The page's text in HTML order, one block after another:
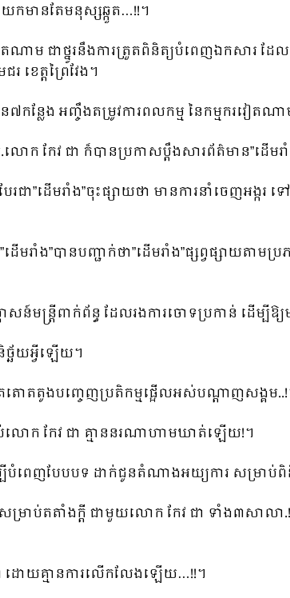
មានតែមនុស្សឆ្កួត…!!។
ជាថ្នូរនឹងការត្រួតពិនិត្យបំពេញឯកសារ ដែល
រ ខេត្តព្រៃវែង។
លែង អញ្ចឹងតម្រូវការពលកម្ម នៃកម្មករវៀតណា
ែវ ជា ក៏បានប្រកាសប្ដឹងសារព័ត៌មាន”ដើមរាំ
ជា”ដើមរាំង”ចុះផ្សាយថា មានការនាំចេញអង្
ាំង”បានបញ្ជាក់ថា”ដើមរាំង”ផ្សព្វផ្សាយតាមប្
ន្ត្រីពាក់ព័ន្ធ ដែលរងការចោទប្រកាន់ ដើម្បី
ច្ឆ័យអ្វីឡើយ។
តតូងបញ្ចេញប្រតិកម្មផ្អើលអស់បណ្ដាញសង្គម
លោក កែវ ជា គ្មាននរណាហាមឃាត់ឡើយ!។
ពេញបែបបទ ដាក់ជូនតំណាងអយ្យការ សម្រាប់ពិនិ
ម្រាប់តតាំងក្ដី ជាមួយលោក កែវ ជា ទាំង៣សា
ដោយគ្មានការលើកលែងឡើយ…!!។